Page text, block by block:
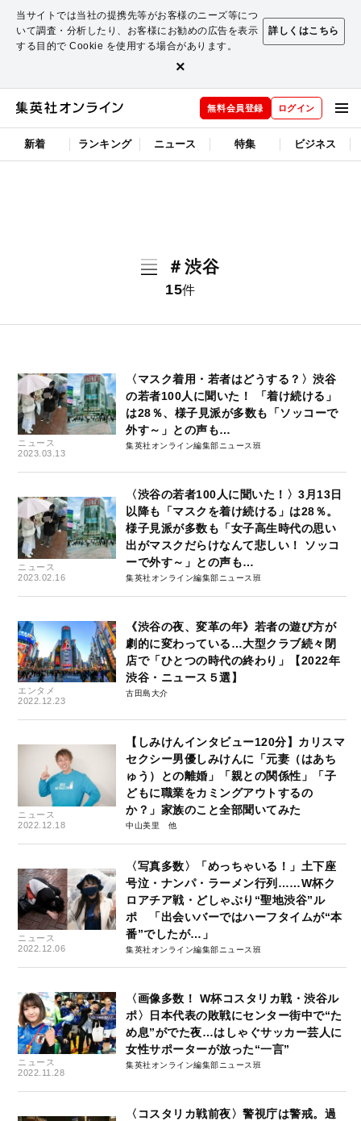
当サイトでは当社の提携先等がお客様のニーズ等につ
いて調査・分析したり、お客様にお勧めの広告を表示
する目的で Cookie を使用する場合があります。
詳しくはこちら
×
無料会員登録 ログイン
新着 ランキング ニュース 特集 ビジネス
＃渋谷
15件
ニュース
2023.03.13
〈マスク着用・若者はどうする？〉渋谷
の若者100人に聞いた！ 「着け続ける」
は28％、様子見派が多数も「ソッコーで
外す～」との声も…
集英社オンライン編集部ニュース班
ニュース
2023.02.16
〈渋谷の若者100人に聞いた！〉3月13日
以降も「マスクを着け続ける」は28％。
様子見派が多数も「女子高生時代の思い
出がマスクだらけなんて悲しい！ ソッコ
ーで外す～」との声も…
集英社オンライン編集部ニュース班
エンタメ
2022.12.23
《渋谷の夜、変革の年》若者の遊び方が
劇的に変わっている…大型クラブ続々閉
店で「ひとつの時代の終わり」【2022年
渋谷・ニュース５選】
古田島大介
ニュース
2022.12.18
【しみけんインタビュー120分】カリスマ
セクシー男優しみけんに「元妻（はあち
ゅう）との離婚」「親との関係性」「子
どもに職業をカミングアウトするの
か？」家族のこと全部聞いてみた
中山美里
ニュース
2022.12.06
〈写真多数〉「めっちゃいる！」土下座
号泣・ナンパ・ラーメン行列……W杯ク
ロアチア戦・どしゃぶり“聖地渋谷”ル
ポ 「出会いバーではハーフタイムが“本
番”でしたが…」
集英社オンライン編集部ニュース班
ニュース
2022.11.28
〈画像多数！ W杯コスタリカ戦・渋谷ル
ポ〉日本代表の敗戦にセンター街中で“た
め息”がでた夜…はしゃぐサッカー芸人に
女性サポーターが放った“一言”
集英社オンライン編集部ニュース班
〈コスタリカ戦前夜〉警視庁は警戒。過